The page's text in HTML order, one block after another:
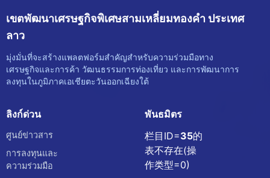
เขตพัฒนาเศรษฐกิจพิเศษสามเหลี่ยมทองคำ ประเทศ
ลาว
มุ่งมั่นที่จะสร้างแพลตฟอร์มสำคัญสำหรับความร่วมมือทาง
เศรษฐกิจและการค้า วัฒนธรรมการท่องเที่ยว และการพัฒนาการ
ลงทุนในภูมิภาคเอเชียตะวันออกเฉียงใต้
ลิงก์ด่วน
ศูนย์ข่าวสาร
การลงทุนและ
ความร่วมมือ
พันธมิตร
栏目ID=35的
表不存在(操
作类型=0)